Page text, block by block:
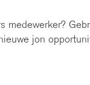
medewerker?
jon